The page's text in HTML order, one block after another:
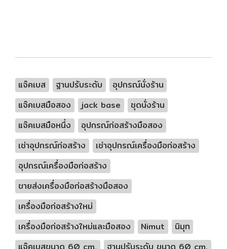
แจ๊คเบส ฐานปรับระดับ
อุปกรณ์นั่งร้าน
แจ๊คเบสมือสอง
jack base
ชุดนั่งร้าน
แจ๊คเบสมือหนึ่ง
อุปกรณ์ก่อสร้างมือสอง
เช่าอุปกรณ์ก่อสร้าง
เช่าอุปกรณ์เครื่องมือก่อสร้าง
อุปกรณ์เครื่องมือก่อสร้าง
ขายส่งเครื่องมือก่อสร้างมือสอง
เครื่องมือก่อสร้างใหม่
เครื่องมือก่อสร้างใหม่และมือสอง
Nimut
นิมุท